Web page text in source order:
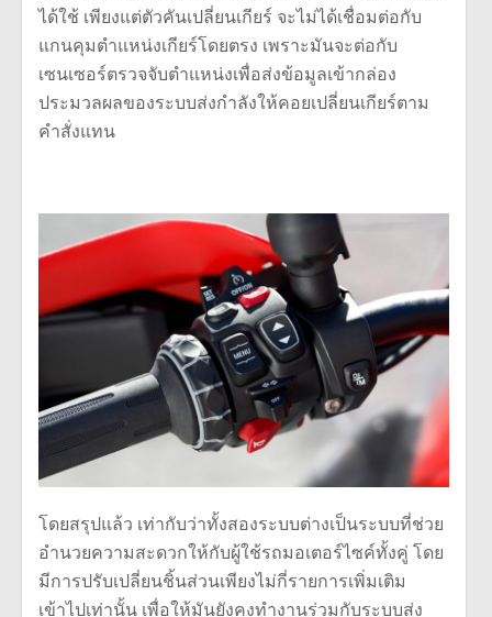
ได้ใช้ เพียงแต่ตัวคันเปลี่ยนเกียร์ จะไม่ได้เชื่อมต่อกับ
แกนคุมตำแหน่งเกียร์โดยตรง เพราะมันจะต่อกับ
เซนเซอร์ตรวจจับตำแหน่งเพื่อส่งข้อมูลเข้ากล่อง
ประมวลผลของระบบส่งกำลังให้คอยเปลี่ยนเกียร์ตาม
คำสั่งแทน
โดยสรุปแล้ว เท่ากับว่าทั้งสองระบบต่างเป็นระบบที่ช่วย
อำนวยความสะดวกให้กับผู้ใช้รถมอเตอร์ไซค์ทั้งคู่ โดย
มีการปรับเปลี่ยนชิ้นส่วนเพียงไม่กี่รายการเพิ่มเติม
เข้าไปเท่านั้น เพื่อให้มันยังคงทำงานร่วมกับระบบส่ง